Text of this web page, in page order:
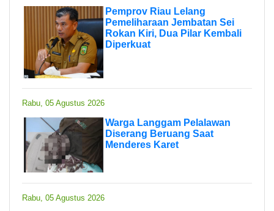
Pemprov Riau Lelang
Pemeliharaan Jembatan Sei
Rokan Kiri, Dua Pilar Kembali
Diperkuat
Rabu, 05 Agustus 2026
Warga Langgam Pelalawan
Diserang Beruang Saat
Menderes Karet
Rabu, 05 Agustus 2026